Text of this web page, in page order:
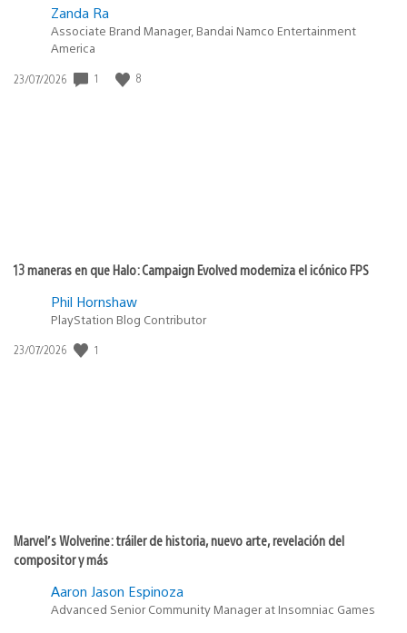
Zanda Ra
Associate Brand Manager, Bandai Namco Entertainment
America
Fecha
23/07/2026 1 8
13 maneras en que Halo: Campaign Evolved moderniza el icónico FPS
Phil Hornshaw
PlayStation Blog Contributor
Fecha
23/07/2026 1
Marvel’s Wolverine: tráiler de historia, nuevo arte, revelación del
compositor y más
Aaron Jason Espinoza
Advanced Senior Community Manager at Insomniac Games